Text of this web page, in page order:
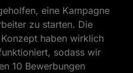
eine Kampagne
zu starten. Die
haben wirklich
sodass wir
10 Bewerbungen